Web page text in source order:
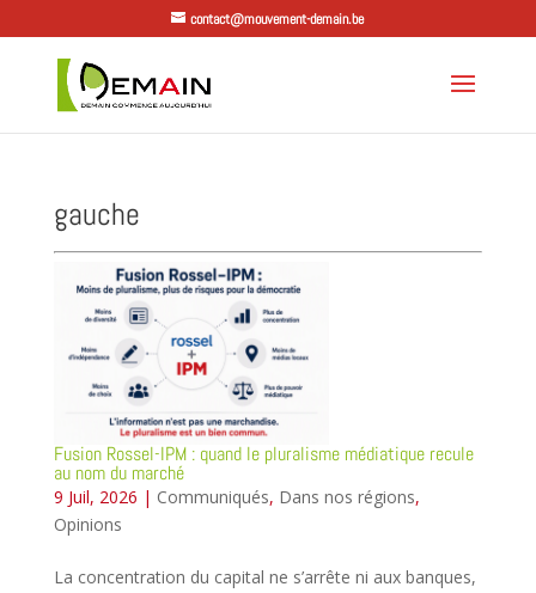
contact@mouvement-demain.be
gauche
Fusion Rossel-IPM : quand le pluralisme médiatique recule
au nom du marché
9 Juil, 2026 | Communiqués, Dans nos régions,
Opinions
La concentration du capital ne s’arrête ni aux banques,